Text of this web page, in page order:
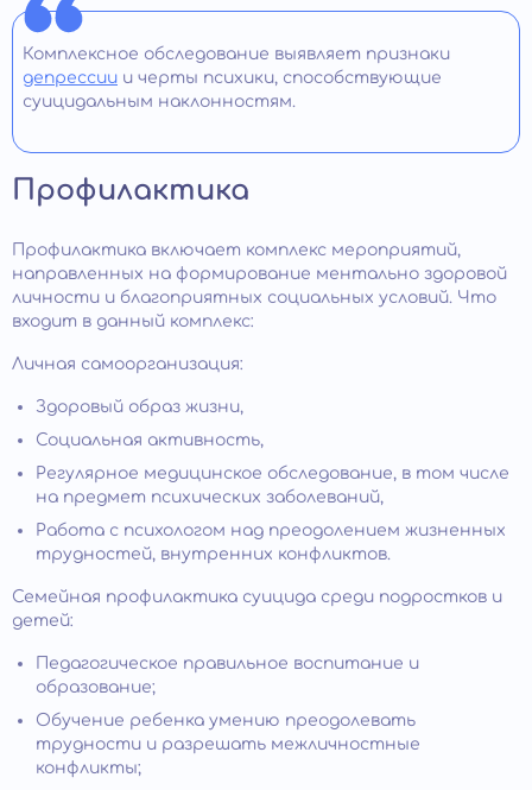
Комплексное обследование выявляет признаки
депрессии и черты психики, способствующие
суицидальным наклонностям.
Профилактика
Профилактика включает комплекс мероприятий,
направленных на формирование ментально здоровой
личности и благоприятных социальных условий. Что
входит в данный комплекс:
Личная самоорганизация:
Здоровый образ жизни,
Социальная активность,
Регулярное медицинское обследование, в том числе
на предмет психических заболеваний,
Работа с психологом над преодолением жизненных
трудностей, внутренних конфликтов.
Семейная профилактика суицида среди подростков и
детей:
Педагогическое правильное воспитание и
образование;
Обучение ребенка умению преодолевать
трудности и разрешать межличностные
конфликты;